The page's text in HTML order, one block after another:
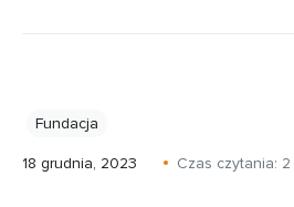
Fundacja
18 grudnia, 2023 Czas czytania: 2